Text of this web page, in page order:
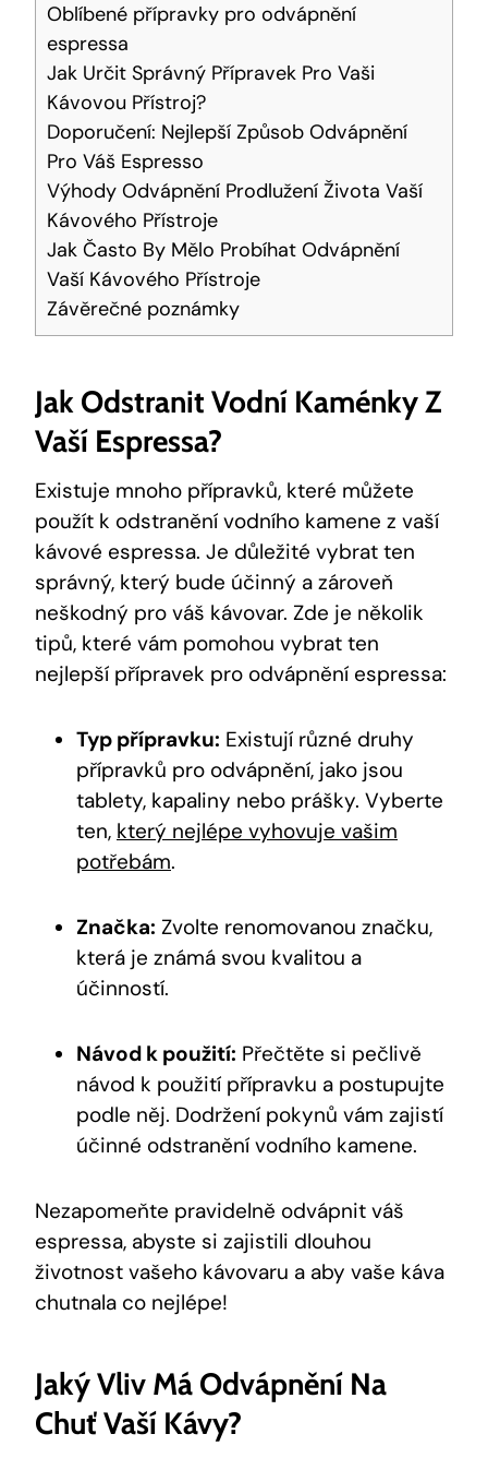
Oblíbené přípravky pro odvápnění
espressa
Jak Určit Správný Přípravek Pro Vaši
Kávovou Přístroj?
Doporučení: Nejlepší Způsob Odvápnění
Pro Váš Espresso
Výhody Odvápnění Prodlužení Života Vaší
Kávového Přístroje
Jak Často By Mělo Probíhat Odvápnění
Vaší Kávového Přístroje
Závěrečné poznámky
Jak Odstranit Vodní Kaménky Z
Vaší Espressa?
Existuje mnoho přípravků, které můžete
použít k odstranění vodního kamene z vaší
kávové espressa. Je důležité vybrat ten
správný, který bude účinný a zároveň
neškodný pro váš kávovar. Zde je několik
tipů, které vám pomohou vybrat ten
nejlepší přípravek pro odvápnění espressa:
Typ přípravku: Existují různé druhy
přípravků pro odvápnění, jako jsou
tablety, kapaliny nebo prášky. Vyberte
ten, který nejlépe vyhovuje vašim
potřebám.
Značka: Zvolte renomovanou značku,
která je známá svou kvalitou a
účinností.
Návod k použití: Přečtěte si pečlivě
návod k použití přípravku a postupujte
podle něj. Dodržení pokynů vám zajistí
účinné odstranění vodního kamene.
Nezapomeňte pravidelně odvápnit váš
espressa, abyste si zajistili dlouhou
životnost vašeho kávovaru a aby vaše káva
chutnala co nejlépe!
Jaký Vliv Má Odvápnění Na
Chuť Vaší Kávy?